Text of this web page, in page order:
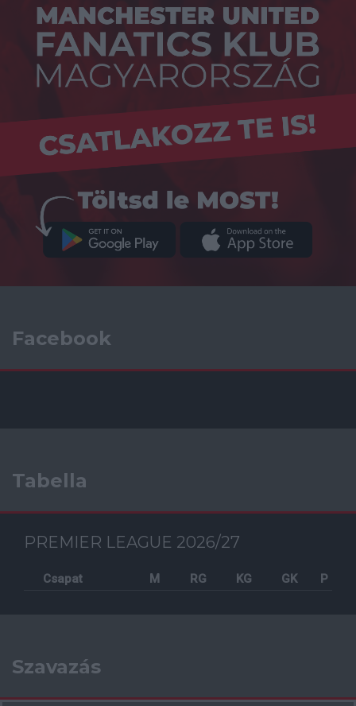
Facebook
Tabella
PREMIER LEAGUE 2026/27
Csapat M RG KG GK P
Szavazás